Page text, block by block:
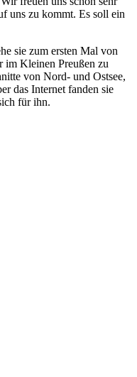
uns zu kommt. Es soll ein
sie zum ersten Mal von
im Kleinen Preußen zu
von Nord- und Ostsee,
das Internet fanden sie
für ihn.